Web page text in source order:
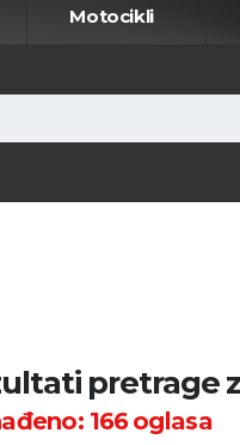
Motocikli
pretrage
166oglasa